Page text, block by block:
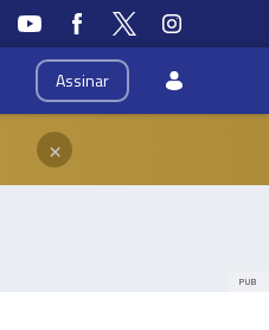
Assinar
×
PUB